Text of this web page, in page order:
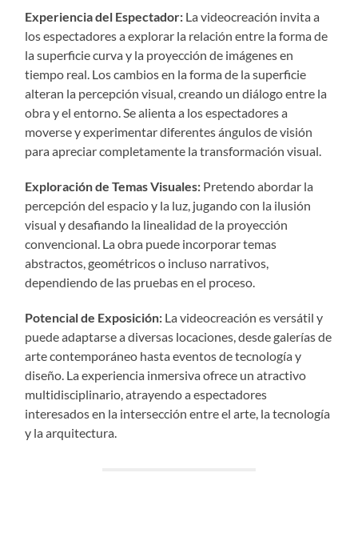
Experiencia del Espectador: La videocreación invita a
los espectadores a explorar la relación entre la forma de
la superficie curva y la proyección de imágenes en
tiempo real. Los cambios en la forma de la superficie
alteran la percepción visual, creando un diálogo entre la
obra y el entorno. Se alienta a los espectadores a
moverse y experimentar diferentes ángulos de visión
para apreciar completamente la transformación visual.
Exploración de Temas Visuales: Pretendo abordar la
percepción del espacio y la luz, jugando con la ilusión
visual y desafiando la linealidad de la proyección
convencional. La obra puede incorporar temas
abstractos, geométricos o incluso narrativos,
dependiendo de las pruebas en el proceso.
Potencial de Exposición: La videocreación es versátil y
puede adaptarse a diversas locaciones, desde galerías de
arte contemporáneo hasta eventos de tecnología y
diseño. La experiencia inmersiva ofrece un atractivo
multidisciplinario, atrayendo a espectadores
interesados en la intersección entre el arte, la tecnología
y la arquitectura.